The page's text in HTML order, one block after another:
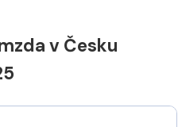
v Česku